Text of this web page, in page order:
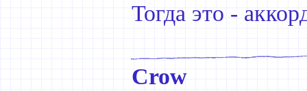
Тогда это -
Crow